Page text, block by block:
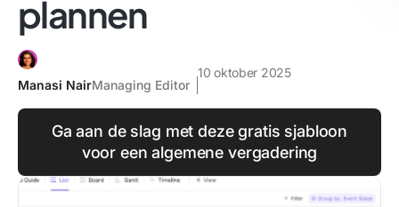
plannen
Manasi NairManaging Editor
10 oktober 2025
Ga aan de slag met deze gratis sjabloon
voor een algemene vergadering